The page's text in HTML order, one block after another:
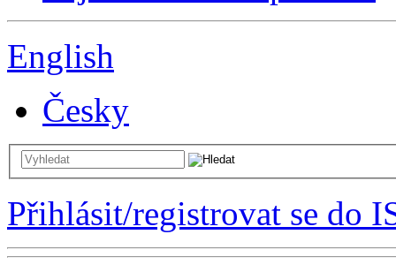
English
Česky
Přihlásit/registrovat se do